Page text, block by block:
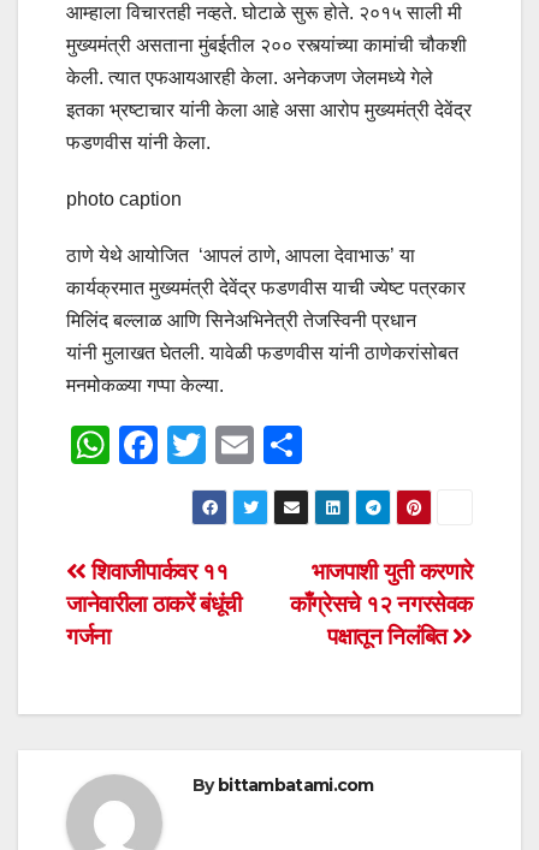
आम्हाला विचारतही नव्हते. घोटाळे सुरू होते. २०१५ साली मी
मुख्यमंत्री असताना मुंबईतील २०० रस्त्यांच्या कामांची चौकशी
केली. त्यात एफआयआरही केला. अनेकजण जेलमध्ये गेले
इतका भ्रष्टाचार यांनी केला आहे असा आरोप मुख्यमंत्री देवेंद्र
फडणवीस यांनी केला.
photo caption
ठाणे येथे आयोजित ‘आपलं ठाणे, आपला देवाभाऊ’ या
कार्यक्रमात मुख्यमंत्री देवेंद्र फडणवीस याची ज्येष्ट पत्रकार
मिलिंद बल्लाळ आणि सिनेअभिनेत्री तेजस्विनी प्रधान
यांनी मुलाखत घेतली. यावेळी फडणवीस यांनी ठाणेकरांसोबत
मनमोकळ्या गप्पा केल्या.
W
s
A
p
F
e
b
k
T
wi
tt
er
E
m
ail
h
ar
e
Post
navigation
भाजपाशी युती करणारे
काँग्रेसचे १२ नगरसेवक
पक्षातून निलंबित
शिवाजीपार्कवर ११
जानेवारीला ठाकरें बंधूंची
गर्जना
Bybittambatami.com